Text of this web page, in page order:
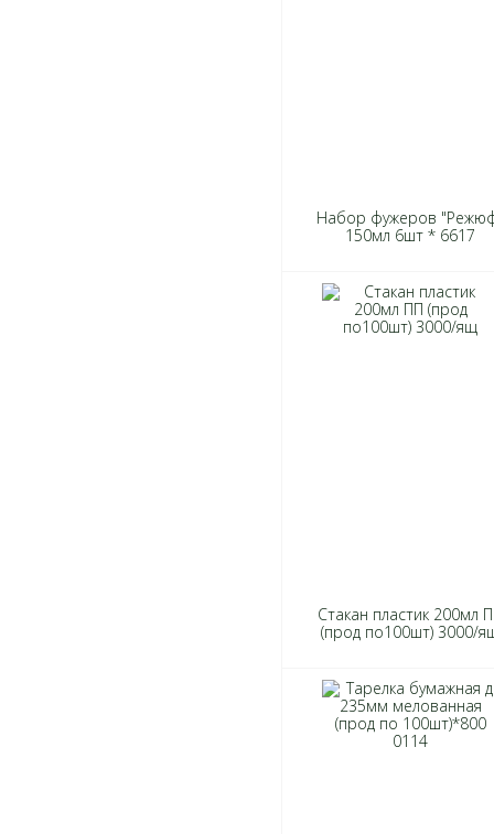
Набор фужеров
150мл 6шт * 6617
Стакан пластик 200мл
(прод по100шт) 3000/